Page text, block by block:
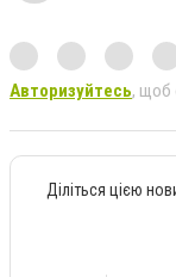
Авторизуйтесь, щоб
Діліться цією